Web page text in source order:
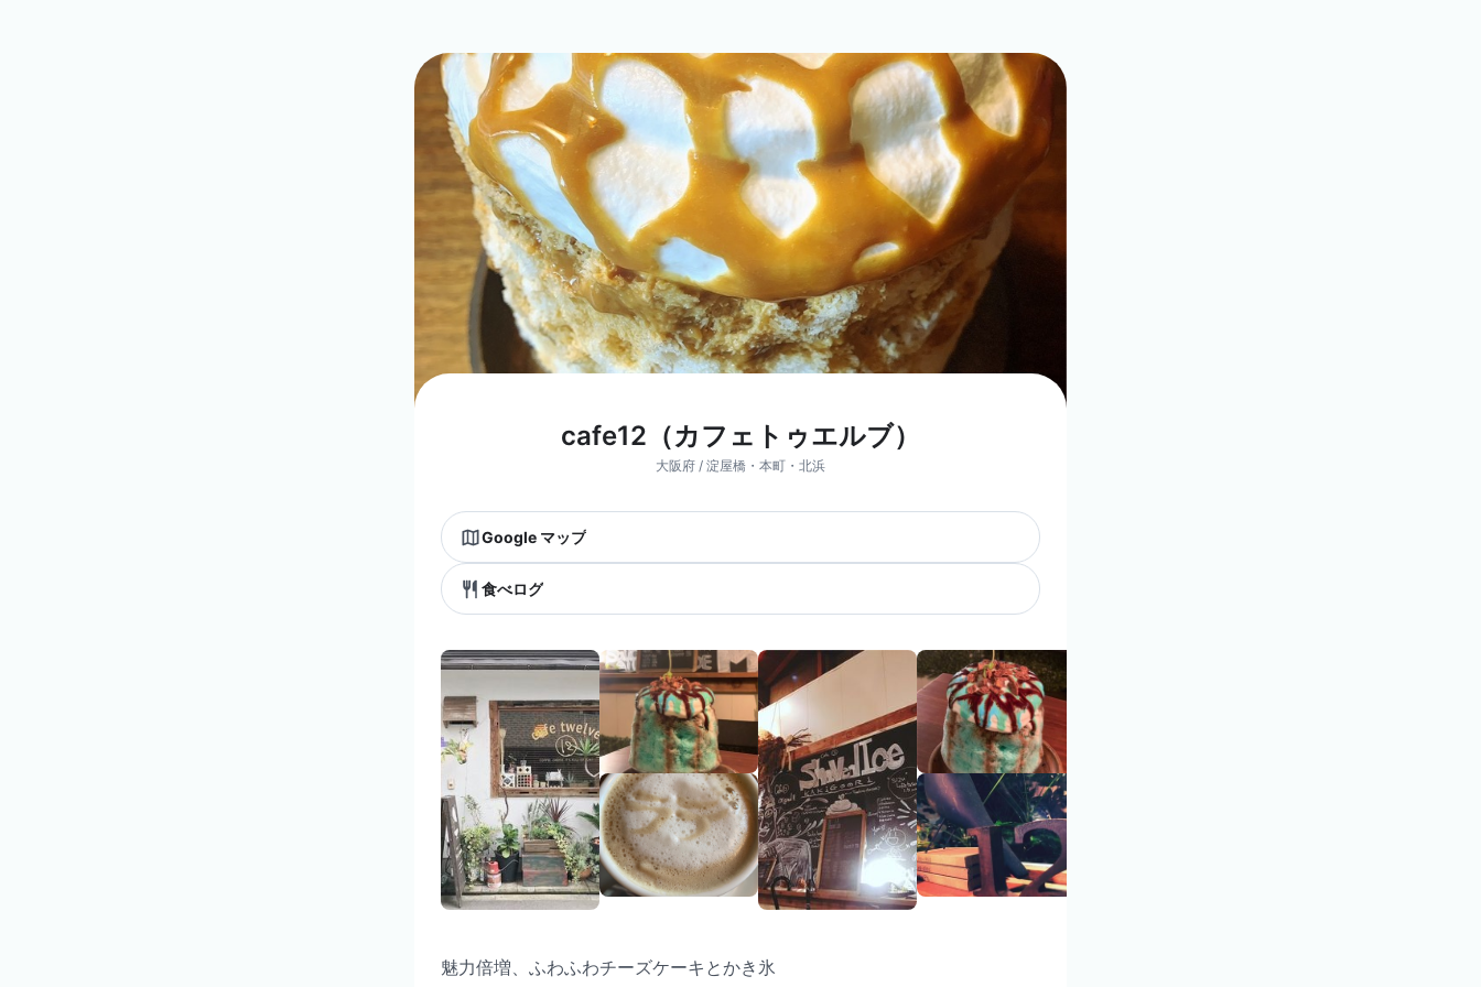
cafe12（カフェトゥエルブ）
大阪府 / 淀屋橋・本町・北浜
Google マップ
食べログ
魅力倍増、ふわふわチーズケーキとかき氷